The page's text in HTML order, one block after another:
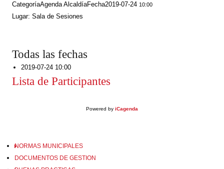
CategoríaAgenda AlcaldíaFecha2019-07-2410:00
Lugar: Sala de Sesiones
Todas las fechas
2019-07-24 10:00
Lista de Participantes
Powered by iCagenda
NORMAS MUNICIPALES
DOCUMENTOS DE GESTION